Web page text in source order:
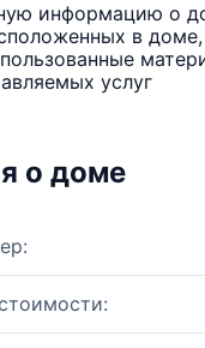
информацию о
в
услуг
о доме